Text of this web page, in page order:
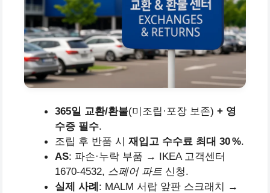
365일 교환/환불(미조립·포장 보존) + 영
수증 필수.
조립 후 반품 시 재입고 수수료 최대 30 %.
AS: 파손·누락 부품 → IKEA 고객센터
1670‑4532, 스페어 파트 신청.
실제 사례 : MALM 서랍 앞판 스크래치 →